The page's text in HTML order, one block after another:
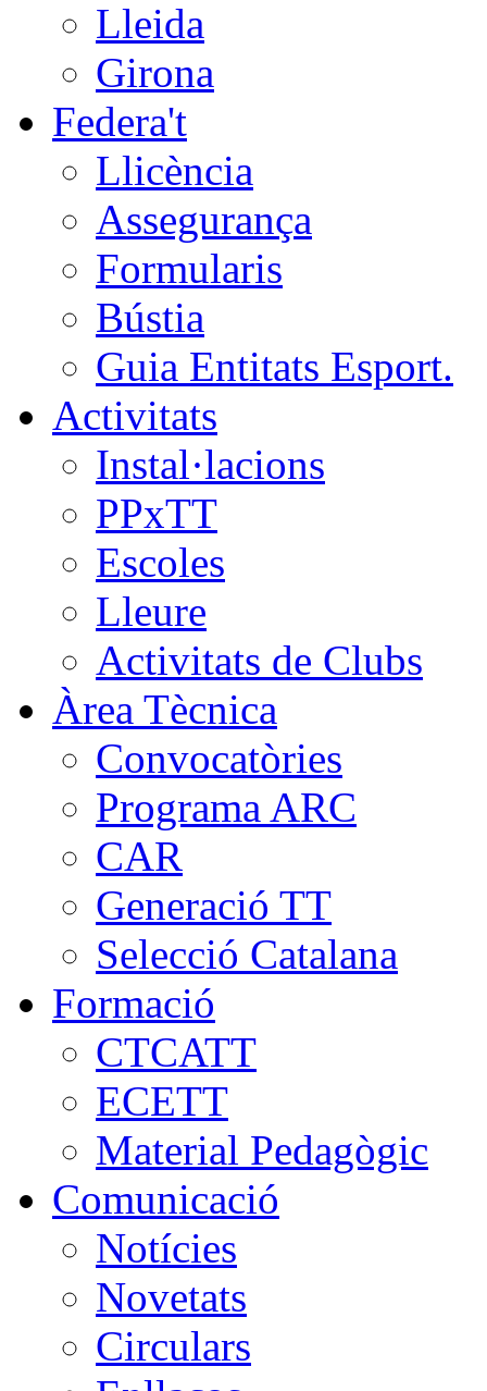
Lleida
Girona
Federa't
Llicència
Assegurança
Formularis
Bústia
Guia Entitats Esport.
Activitats
Instal·lacions
PPxTT
Escoles
Lleure
Activitats de Clubs
Àrea Tècnica
Convocatòries
Programa ARC
CAR
Generació TT
Selecció Catalana
Formació
CTCATT
ECETT
Material Pedagògic
Comunicació
Notícies
Novetats
Circulars